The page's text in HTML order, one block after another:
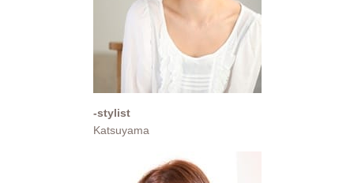
-stylist
Katsuyama